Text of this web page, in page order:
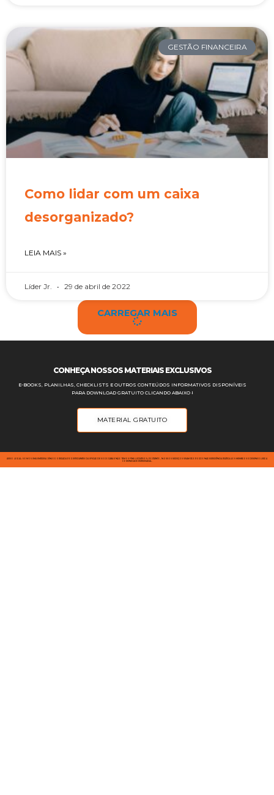
GESTÃO FINANCEIRA
Como lidar com um caixa
desorganizado?
LEIA MAIS »
Líder Jr. 29 de abril de 2022
CARREGAR MAIS
CONHEÇA NOSSOS MATERIAIS EXCLUSIVOS
E-BOOKS, PLANILHAS, CHECKLISTS E OUTROS CONTEÚDOS INFORMATIVOS DISPONÍVEIS
PARA DOWNLOAD GRATUITO CLICANDO ABAIXO ⭣
MATERIAL GRATUITO
AVISO LEGAL: SOMOS UMA EMPRESA JÚNIOR OPERADA POR ESTUDANTES DA UFSCAR DE SOROCABA E NÃO TEMOS FINS LUCRATIVOS; PORTANTO, NOSSOS SERVIÇOS VISAM PROPORCIONAR EXPERIÊNCIA PRÁTICA AOS MEMBROS E DESENVOLVER A
COMUNIDADE EMPRESARIAL.